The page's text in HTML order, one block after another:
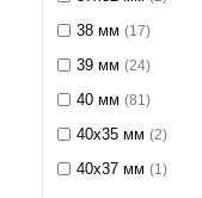
(1)
Shengke (1)
(82)
38 мм (17)
39 мм (24)
40 мм (81)
40x35 мм (2)
40x37 мм (1)